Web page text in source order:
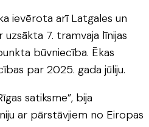
ievērota arī Latgales un
uzsākta 7. tramvaja līnijas
būvniecība. Ēkas
par 2025. gada jūliju.
satiksme”, bija
ar pārstāvjiem no Eiropas